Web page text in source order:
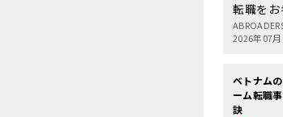
転職を
2026年07
ベトナム
ーム転職
訣